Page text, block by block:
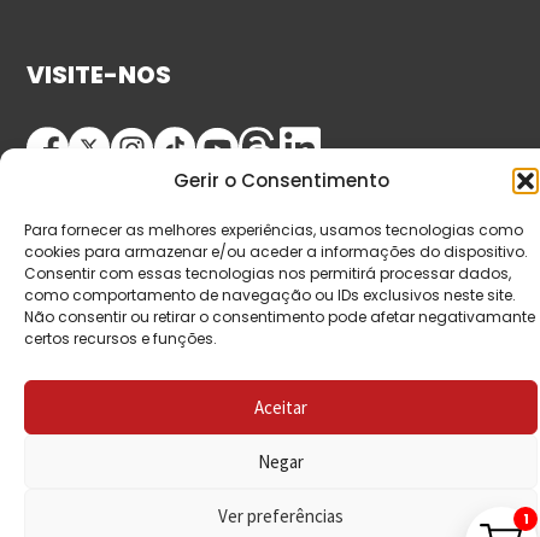
Gerir o Consentimento
Para fornecer as melhores experiências, usamos tecnologias como
cookies para armazenar e/ou aceder a informações do dispositivo.
Consentir com essas tecnologias nos permitirá processar dados,
como comportamento de navegação ou IDs exclusivos neste site.
Não consentir ou retirar o consentimento pode afetar negativamante
certos recursos e funções.
Aceitar
Negar
Ver preferências
VISITE-NOS
© Copyright 2026 Saída de Emergência. Todos os
direitos reservados.
1